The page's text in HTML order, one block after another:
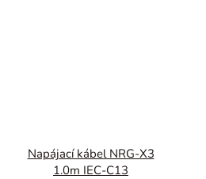
Napájací kábel NRG-X3
1.0m IEC-C13